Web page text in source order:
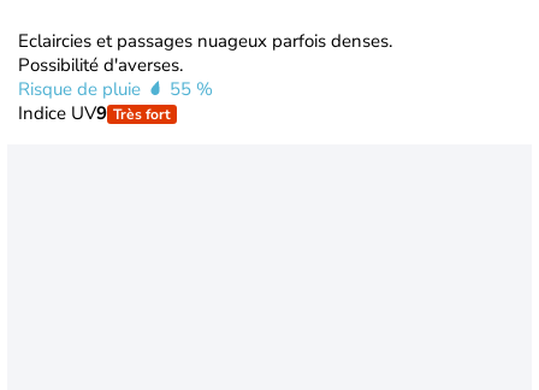
Eclaircies et passages nuageux parfois denses.
Possibilité d'averses.
Risque de pluie
55 %
Indice UV9 Très fort